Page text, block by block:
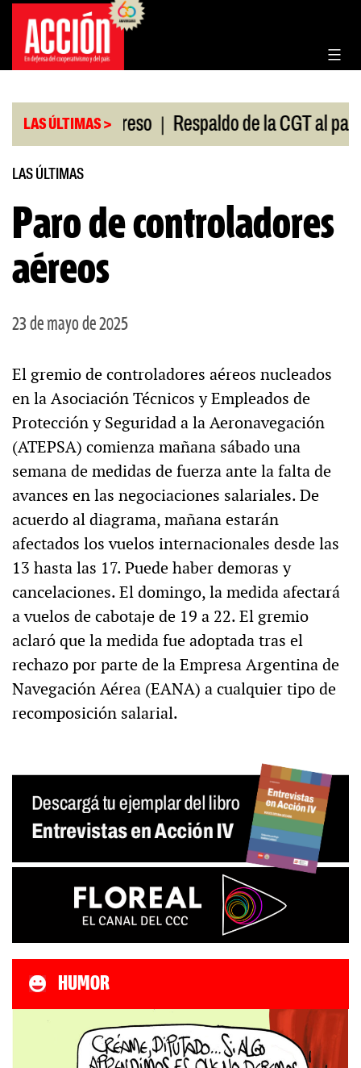
Saltar
contenido
LAS ÚLTIMAS >
en el Congreso | Respaldo de la CGT al paro
LAS ÚLTIMAS
Paro de controladores
aéreos
23 de mayo de 2025
El gremio de controladores aéreos nucleados
en la Asociación Técnicos y Empleados de
Protección y Seguridad a la Aeronavegación
(ATEPSA) comienza mañana sábado una
semana de medidas de fuerza ante la falta de
avances en las negociaciones salariales. De
acuerdo al diagrama, mañana estarán
afectados los vuelos internacionales desde las
13 hasta las 17. Puede haber demoras y
cancelaciones. El domingo, la medida afectará
a vuelos de cabotaje de 19 a 22. El gremio
aclaró que la medida fue adoptada tras el
rechazo por parte de la Empresa Argentina de
Navegación Aérea (EANA) a cualquier tipo de
recomposición salarial.
HUMOR